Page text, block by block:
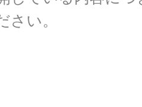
さい。